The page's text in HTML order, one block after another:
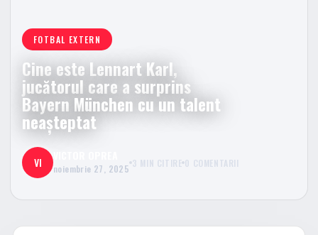
FOTBAL EXTERN
Cine este Lennart Karl,
jucătorul care a surprins
Bayern München cu un talent
neașteptat
VI noiembrie 27, 2025 3 MIN CITIRE 0 COMENTARII